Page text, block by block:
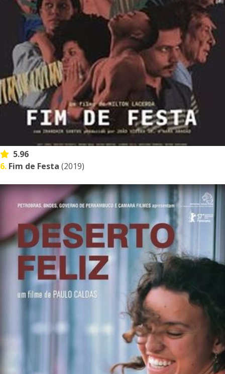
5.96
6. Fim de Festa (2019)